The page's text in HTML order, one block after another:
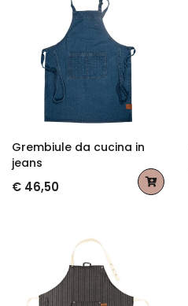
Grembiule da cucina in
jeans
€ 46,50